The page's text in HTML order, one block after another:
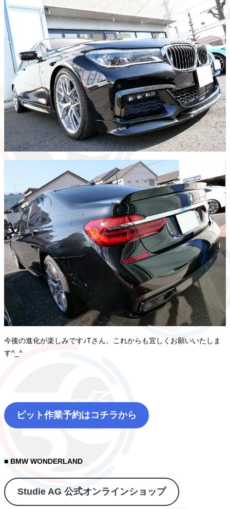
今後の進化が楽しみです♪Tさん、これからも宜しくお願いいたしま
す^_^
ピット作業予約はコチラから
■ BMW WONDERLAND
Studie AG 公式オンラインショップ